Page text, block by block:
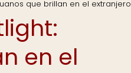
que brillan en el extranjero
en el